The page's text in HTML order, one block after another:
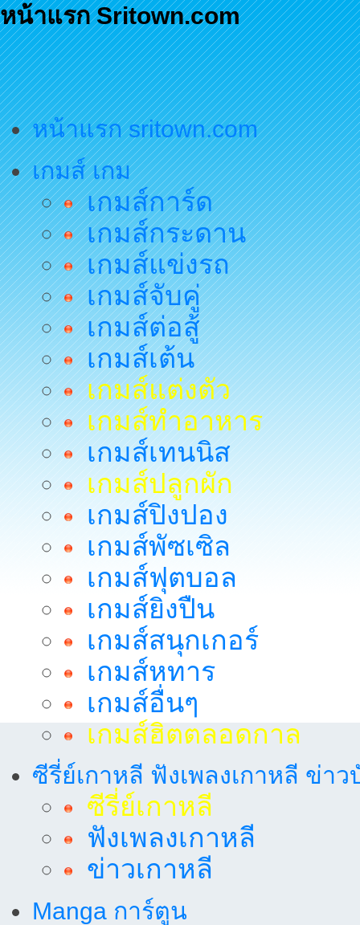
หน้าแรก Sritown.com
หน้าแรก sritown.com
เกมส์ เกม
เกมส์การ์ด
เกมส์กระดาน
เกมส์แข่งรถ
เกมส์จับคู่
เกมส์ต่อสู้
เกมส์เต้น
เกมส์แต่งตัว
เกมส์ทำอาหาร
เกมส์เทนนิส
เกมส์ปลูกผัก
เกมส์ปิงปอง
เกมส์พัซเซิล
เกมส์ฟุตบอล
เกมส์ยิงปืน
เกมส์สนุกเกอร์
เกมส์หทาร
เกมส์อื่นๆ
เกมส์ฮิตตลอดกาล
ซีรี่ย์เกาหลี ฟังเพลงเกาหลี ข่าว
ซีรี่ย์เกาหลี
ฟังเพลงเกาหลี
ข่าวเกาหลี
Manga การ์ตูน